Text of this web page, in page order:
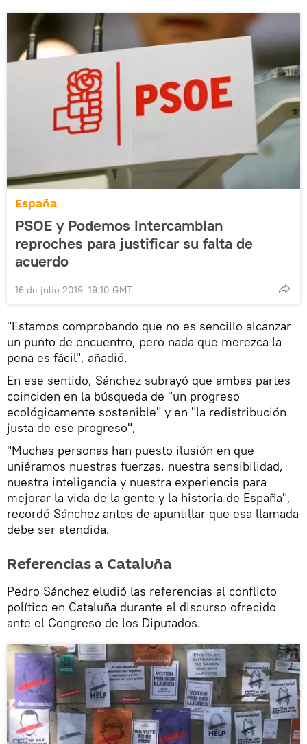
España
PSOE y Podemos intercambian
reproches para justificar su falta de
acuerdo
16 de julio 2019, 19:10 GMT
"Estamos comprobando que no es sencillo alcanzar
un punto de encuentro, pero nada que merezca la
pena es fácil", añadió.
En ese sentido, Sánchez subrayó que ambas partes
coinciden en la búsqueda de "un progreso
ecológicamente sostenible" y en "la redistribución
justa de ese progreso",
"Muchas personas han puesto ilusión en que
uniéramos nuestras fuerzas, nuestra sensibilidad,
nuestra inteligencia y nuestra experiencia para
mejorar la vida de la gente y la historia de España",
recordó Sánchez antes de apuntillar que esa llamada
debe ser atendida.
Referencias a Cataluña
Pedro Sánchez eludió las referencias al conflicto
político en Cataluña durante el discurso ofrecido
ante el Congreso de los Diputados.